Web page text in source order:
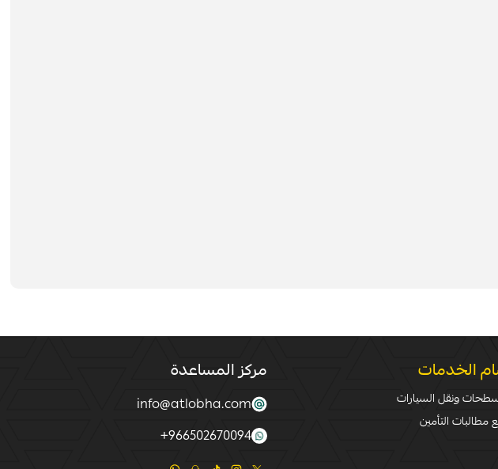
الخدمات
ونقل السيارات
مطالبات التأمين
مركز المساعدة
info@atlobha.com
966502670094
+